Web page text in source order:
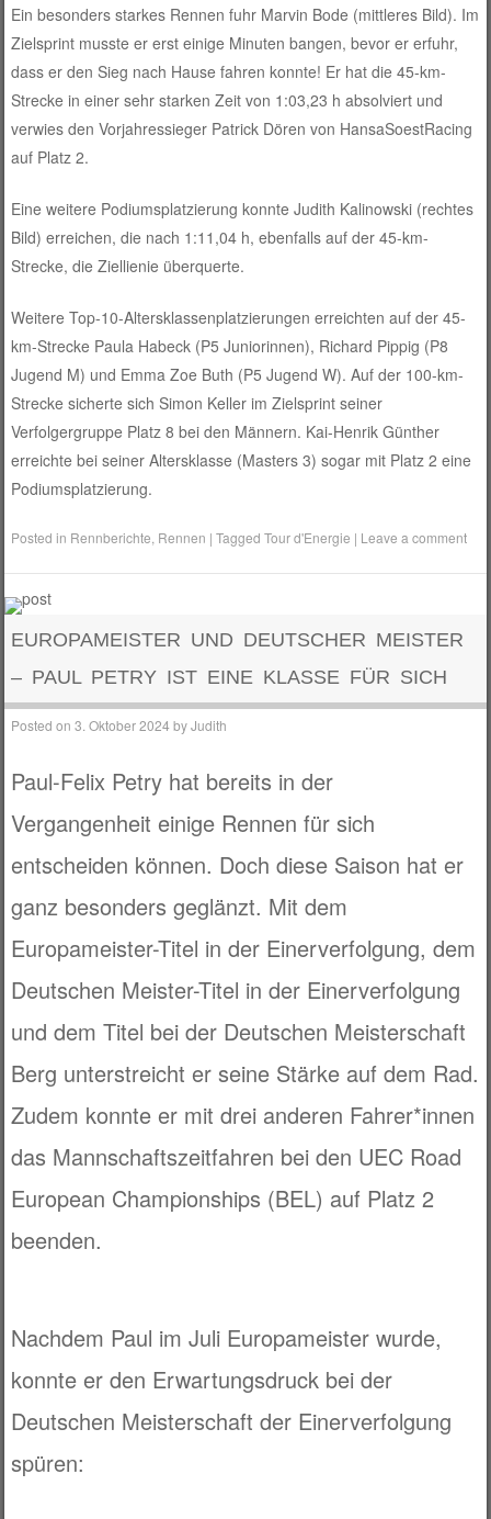
Ein besonders starkes Rennen fuhr Marvin Bode (mittleres Bild). Im
Zielsprint musste er erst einige Minuten bangen, bevor er erfuhr,
dass er den Sieg nach Hause fahren konnte! Er hat die 45-km-
Strecke in einer sehr starken Zeit von 1:03,23 h absolviert und
verwies den Vorjahressieger Patrick Dören von HansaSoestRacing
auf Platz 2.
Eine weitere Podiumsplatzierung konnte Judith Kalinowski (rechtes
Bild) erreichen, die nach 1:11,04 h, ebenfalls auf der 45-km-
Strecke, die Ziellienie überquerte.
Weitere Top-10-Altersklassenplatzierungen erreichten auf der 45-
km-Strecke Paula Habeck (P5 Juniorinnen), Richard Pippig (P8
Jugend M) und Emma Zoe Buth (P5 Jugend W). Auf der 100-km-
Strecke sicherte sich Simon Keller im Zielsprint seiner
Verfolgergruppe Platz 8 bei den Männern. Kai-Henrik Günther
erreichte bei seiner Altersklasse (Masters 3) sogar mit Platz 2 eine
Podiumsplatzierung.
Posted in Rennberichte Rennen |TaggedTour d'Energie | Leave a comment
EUROPAMEISTER UND DEUTSCHER MEISTER
– PAUL PETRY IST EINE KLASSE FÜR SICH
Posted on3. Oktober 2024 byJudith
Paul-Felix Petry hat bereits in der
Vergangenheit einige Rennen für sich
entscheiden können. Doch diese Saison hat er
ganz besonders geglänzt. Mit dem
Europameister-Titel in der Einerverfolgung, dem
Deutschen Meister-Titel in der Einerverfolgung
und dem Titel bei der Deutschen Meisterschaft
Berg unterstreicht er seine Stärke auf dem Rad.
Zudem konnte er mit drei anderen Fahrer*innen
das Mannschaftszeitfahren bei den UEC Road
European Championships (BEL) auf Platz 2
beenden.
Nachdem Paul im Juli Europameister wurde,
konnte er den Erwartungsdruck bei der
Deutschen Meisterschaft der Einerverfolgung
spüren: